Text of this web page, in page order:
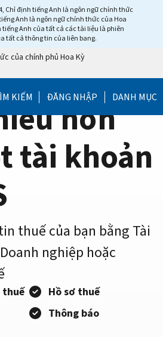
Chỉ định tiếng Anh là ngôn ngữ chính thức
Anh là ngôn ngữ chính thức của Hoa
tiếng Anh của tất cả các tài liệu là phiên
tất cả thông tin của liên bang.
của chính phủ Hoa Kỳ
KIẾM ĐĂNG NHẬP DANH MỤC
hơn
tài khoản
thuế của bạn bằng Tài
nghiệp hoặc
thuế
Hồ sơ thuế
Thông báo